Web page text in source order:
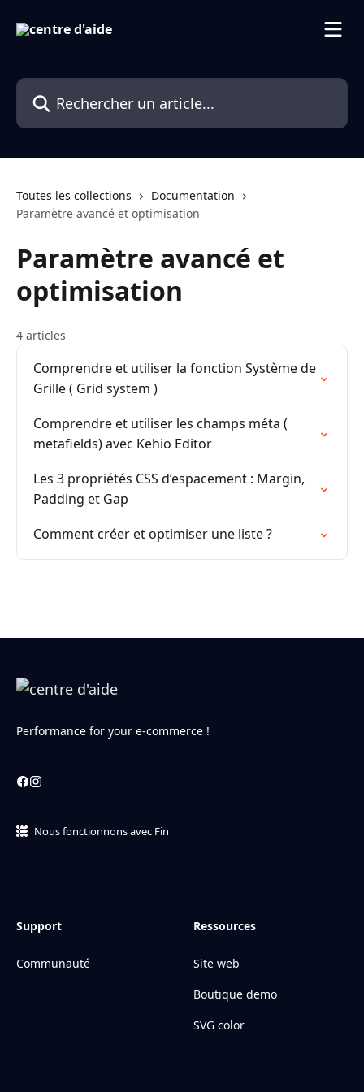
Rechercher un article...
Toutes les collections
Documentation
Paramètre avancé et optimisation
Paramètre avancé et
optimisation
4 articles
Comprendre et utiliser la fonction Système de
Grille ( Grid system )
Comprendre et utiliser les champs méta (
metafields) avec Kehio Editor
Les 3 propriétés CSS d’espacement : Margin,
Padding et Gap
Comment créer et optimiser une liste ?
Performance for your e-commerce !
Nous fonctionnons avec Fin
Support
Communauté
Ressources
Site web
Boutique demo
SVG color